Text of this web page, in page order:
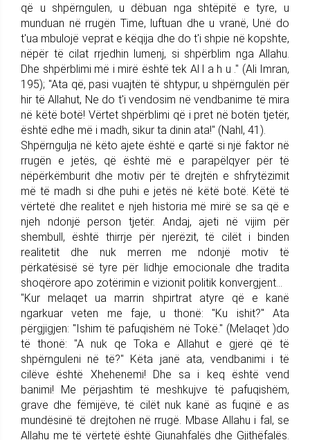
që u shpërngulen, u dëbuan nga shtëpitë e tyre, u
munduan në rrugën Time, luftuan dhe u vranë, Unë do
t'ua mbulojë veprat e këqija dhe do t'i shpie në kopshte,
nëpër të cilat rrjedhin lumenj, si shpërblim nga Allahu.
Dhe shpërblimi më i mirë është tek Al l a h u ." (Ali Imran,
195); "Ata që, pasi vuajtën të shtypur, u shpërngulën për
hir të Allahut, Ne do t'i vendosim në vendbanime të mira
në këtë botë! Vërtet shpërblimi që i pret në botën tjetër,
është edhe më i madh, sikur ta dinin ata!" (Nahl, 41).
Shpërngulja në këto ajete është e qartë si një faktor në
rrugën e jetës, që është më e parapëlqyer për të
nëpërkëmburit dhe motiv për të drejtën e shfrytëzimit
më të madh si dhe puhi e jetës në këtë botë. Këtë të
vërtetë dhe realitet e njeh historia më mirë se sa që e
njeh ndonjë person tjetër. Andaj, ajeti në vijim për
shembull, është thirrje për njerëzit, të cilët i binden
realitetit dhe nuk merren me ndonjë motiv të
përkatësisë së tyre për lidhje emocionale dhe tradita
shoqërore apo zotërimin e vizionit politik konvergjent...
"Kur melaqet ua marrin shpirtrat atyre që e kanë
ngarkuar veten me faje, u thonë: "Ku ishit?" Ata
përgjigjen: "Ishim të pafuqishëm në Tokë." (Melaqet )do
të thonë: "A nuk qe Toka e Allahut e gjerë që të
shpërnguleni në të?" Këta janë ata, vendbanimi i të
cilëve është Xhehenemi! Dhe sa i keq është vend
banimi! Me përjashtim të meshkujve të pafuqishëm,
grave dhe fëmijëve, të cilët nuk kanë as fuqinë e as
mundësinë të drejtohen në rrugë. Mbase Allahu i fal, se
Allahu me të vërtetë është Gjunahfalës dhe Gjithëfalës.